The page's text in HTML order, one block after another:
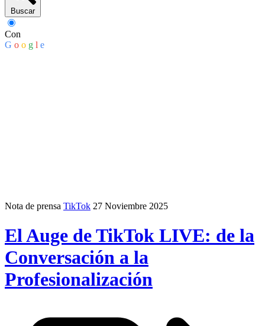
Buscar
Con
G o o g l e
Nota de prensa TikTok 27 Noviembre 2025
El Auge de TikTok LIVE: de la
Conversación a la
Profesionalización